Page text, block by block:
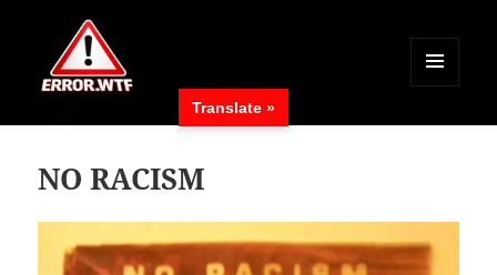
MENÜ
WIDGETS
NO RACISM
Translate »